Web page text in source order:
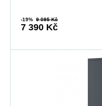
-19% 9 095 Kč
7 390 Kč